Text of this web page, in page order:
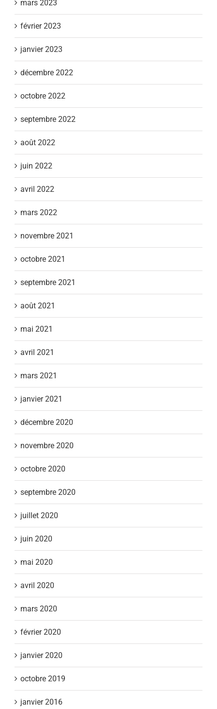
mars 2023
février 2023
janvier 2023
décembre 2022
octobre 2022
septembre 2022
août 2022
juin 2022
avril 2022
mars 2022
novembre 2021
octobre 2021
septembre 2021
août 2021
mai 2021
avril 2021
mars 2021
janvier 2021
décembre 2020
novembre 2020
octobre 2020
septembre 2020
juillet 2020
juin 2020
mai 2020
avril 2020
mars 2020
février 2020
janvier 2020
octobre 2019
janvier 2016